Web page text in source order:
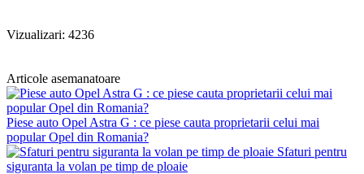
Vizualizari: 4236
Articole asemanatoare
Piese auto Opel Astra G : ce piese cauta proprietarii celui mai
popular Opel din Romania?
Sfaturi pentru
siguranta la volan pe timp de ploaie